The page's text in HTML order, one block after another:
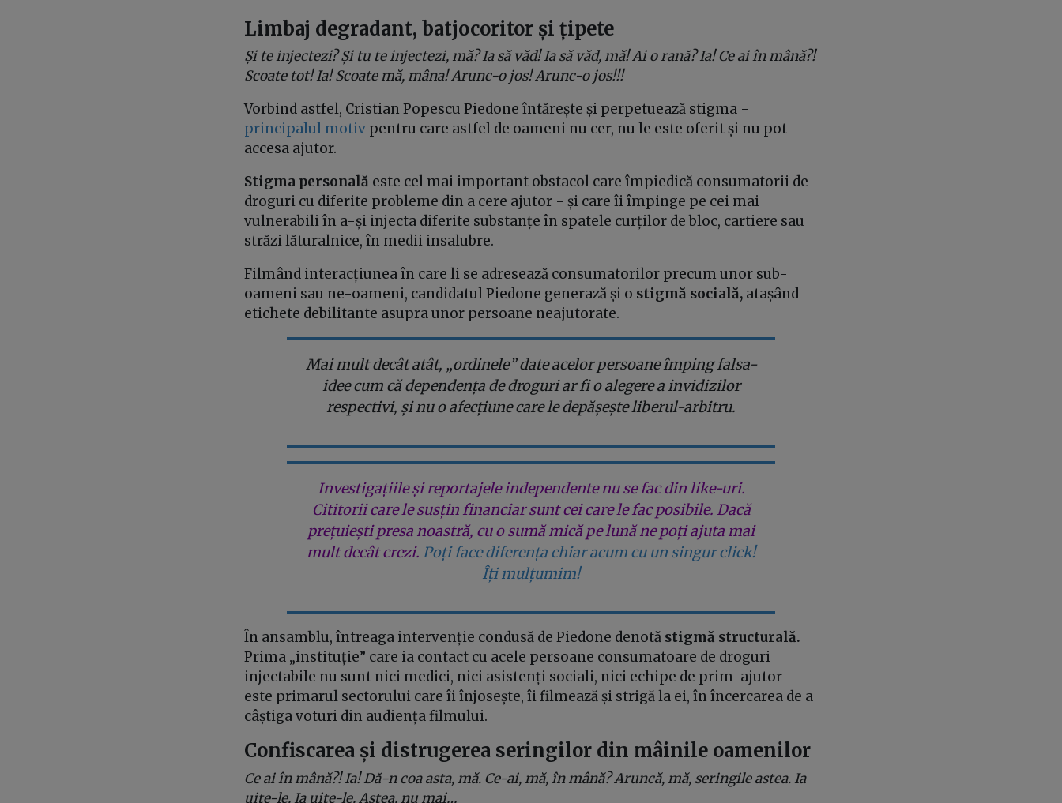
Limbaj degradant, batjocoritor și țipete
Și te injectezi? Și tu te injectezi, mă? Ia să văd! Ia să văd, mă! Ai o rană? Ia! Ce ai în mână?!
Scoate tot! Ia! Scoate mă, mâna! Arunc-o jos! Arunc-o jos!!!
Vorbind astfel, Cristian Popescu Piedone întărește și perpetuează stigma -
principalul motiv pentru care astfel de oameni nu cer, nu le este oferit și nu pot
accesa ajutor.
Stigma personală este cel mai important obstacol care împiedică consumatorii de
droguri cu diferite probleme din a cere ajutor - și care îi împinge pe cei mai
vulnerabili în a-și injecta diferite substanțe în spatele curților de bloc, cartiere sau
străzi lăturalnice, în medii insalubre.
Filmând interacțiunea în care li se adresează consumatorilor precum unor sub-
oameni sau ne-oameni, candidatul Piedone generază și o stigmă socială, atașând
etichete debilitante asupra unor persoane neajutorate.
Mai mult decât atât, „ordinele” date acelor persoane împing falsa-
idee cum că dependența de droguri ar fi o alegere a invidizilor
respectivi, și nu o afecțiune care le depășește liberul-arbitru.
Investigațiile și reportajele independente nu se fac din like-uri.
Cititorii care le susțin financiar sunt cei care le fac posibile. Dacă
prețuiești presa noastră, cu o sumă mică pe lună ne poți ajuta mai
mult decât crezi. Poți face diferența chiar acum cu un singur click!
Îți mulțumim!
În ansamblu, întreaga intervenție condusă de Piedone denotă stigmă structurală.
Prima „instituție” care ia contact cu acele persoane consumatoare de droguri
injectabile nu sunt nici medici, nici asistenți sociali, nici echipe de prim-ajutor -
este primarul sectorului care îi înjosește, îi filmează și strigă la ei, în încercarea de a
câștiga voturi din audiența filmului.
Confiscarea și distrugerea seringilor din mâinile oamenilor
Ce ai în mână?! Ia! Dă-n coa asta, mă. Ce-ai, mă, în mână? Aruncă, mă, seringile astea. Ia
uite-le. Ia uite-le. Astea, nu mai…